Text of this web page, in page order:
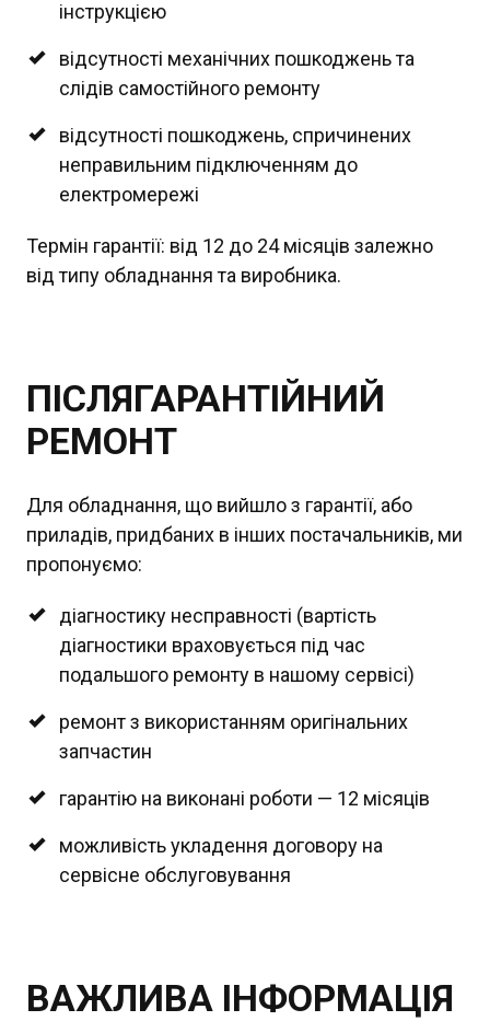
інструкцією
відсутності механічних пошкоджень та
слідів самостійного ремонту
відсутності пошкоджень, спричинених
неправильним підключенням до
електромережі
Термін гарантії: від 12 до 24 місяців залежно
від типу обладнання та виробника.
ПІСЛЯГАРАНТІЙНИЙ
РЕМОНТ
Для обладнання, що вийшло з гарантії, або
приладів, придбаних в інших постачальників, ми
пропонуємо:
діагностику несправності (вартість
діагностики враховується під час
подальшого ремонту в нашому сервісі)
ремонт з використанням оригінальних
запчастин
гарантію на виконані роботи — 12 місяців
можливість укладення договору на
сервісне обслуговування
ВАЖЛИВА ІНФОРМАЦІЯ